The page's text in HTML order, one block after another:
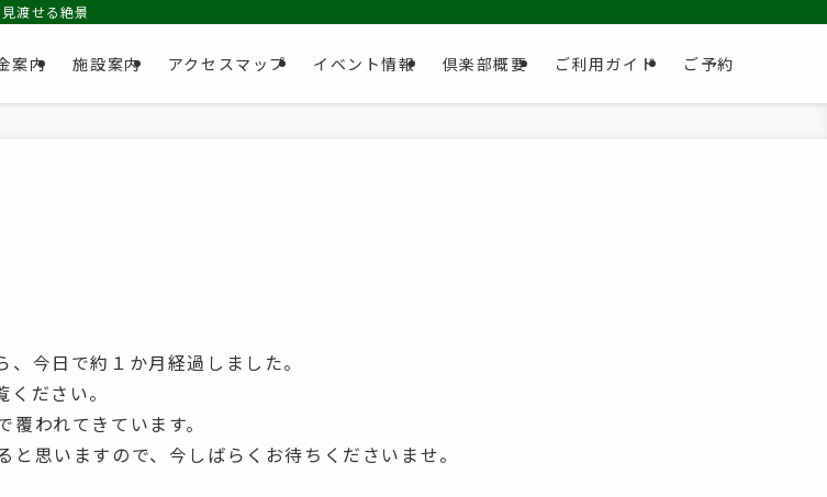
渡せる絶景コース
案内 施設案内 アクセスマップ イベント情報 倶楽部概要 ご利用ガイド ご予約
今日で約１か月経過しました。
ださい。
われてきています。
思いますので、今しばらくお待ちくださいませ。